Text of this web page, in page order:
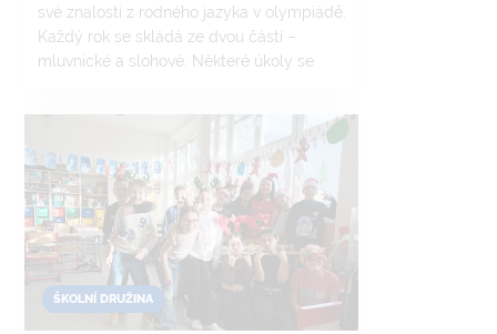
své znalosti z rodného jazyka v olympiádě.
Každý rok se skládá ze dvou částí –
mluvnické a slohové. Některé úkoly se
tak si všichni zúčastnění ověřili, do jaké
míry znají český jazyk.
ŠKOLNÍ DRUŽINA